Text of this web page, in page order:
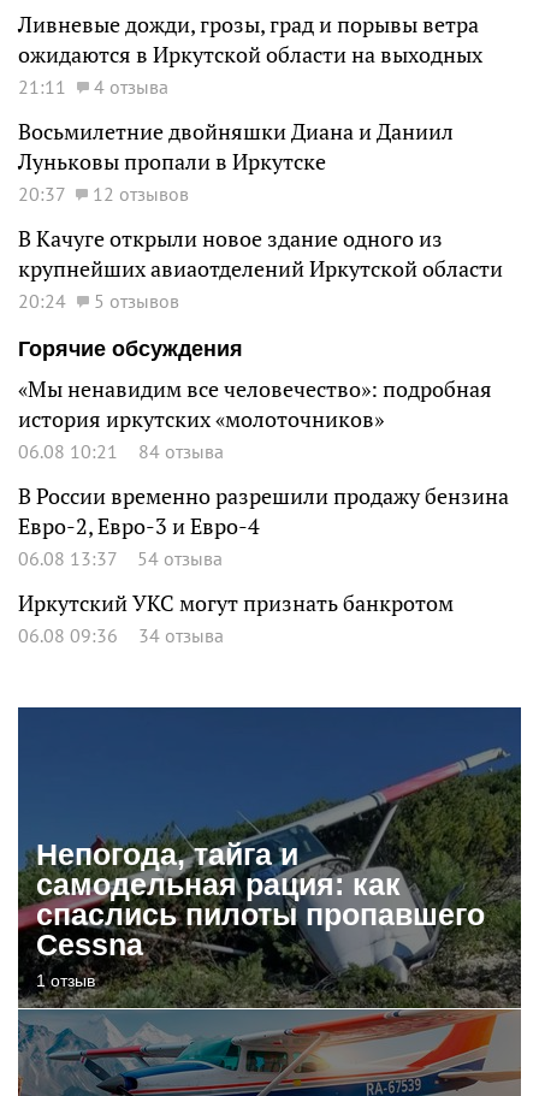
Ливневые дожди, грозы, град и порывы ветра
ожидаются в Иркутской области на выходных
21:11 4 отзыва
Восьмилетние двойняшки Диана и Даниил
Луньковы пропали в Иркутске
20:37 12 отзывов
В Качуге открыли новое здание одного из
крупнейших авиаотделений Иркутской области
20:24
5 отзывов
Горячие обсуждения
«Мы ненавидим все человечество»: подробная
история иркутских «молоточников»
06.08 10:21 84 отзыва
В России временно разрешили продажу бензина
Евро-2, Евро-3 и Евро-4
06.08 13:37 54 отзыва
Иркутский УКС могут признать банкротом
06.08 09:36 34 отзыва
Непогода, тайга и
самодельная рация: как
спаслись пилоты пропавшего
Cessna
1 отзыв